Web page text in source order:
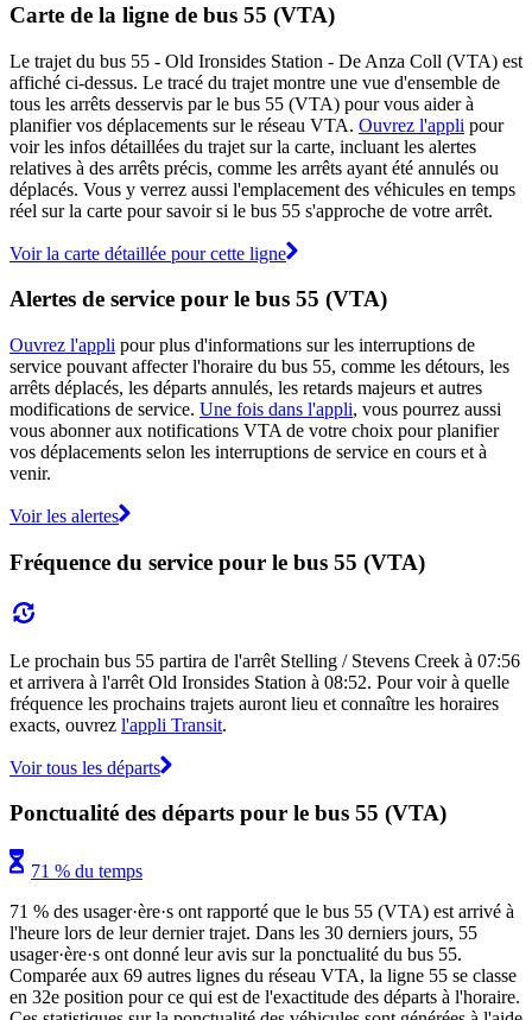
Carte de la ligne de bus 55 (VTA)
Le trajet du bus 55 - Old Ironsides Station - De Anza Coll (VTA) est
affiché ci-dessus. Le tracé du trajet montre une vue d'ensemble de
tous les arrêts desservis par le bus 55 (VTA) pour vous aider à
planifier vos déplacements sur le réseau VTA. Ouvrez l'appli pour
voir les infos détaillées du trajet sur la carte, incluant les alertes
relatives à des arrêts précis, comme les arrêts ayant été annulés ou
déplacés. Vous y verrez aussi l'emplacement des véhicules en temps
réel sur la carte pour savoir si le bus 55 s'approche de votre arrêt.
Voir la carte détaillée pour cette ligne
Alertes de service pour le bus 55 (VTA)
Ouvrez l'appli pour plus d'informations sur les interruptions de
service pouvant affecter l'horaire du bus 55, comme les détours, les
arrêts déplacés, les départs annulés, les retards majeurs et autres
modifications de service. Une fois dans l'appli, vous pourrez aussi
vous abonner aux notifications VTA de votre choix pour planifier
vos déplacements selon les interruptions de service en cours et à
venir.
Voir les alertes
Fréquence du service pour le bus 55 (VTA)
Le prochain bus 55 partira de l'arrêt Stelling / Stevens Creek à 07:56
et arrivera à l'arrêt Old Ironsides Station à 08:52. Pour voir à quelle
fréquence les prochains trajets auront lieu et connaître les horaires
exacts, ouvrez l'appli Transit.
Voir tous les départs
Ponctualité des départs pour le bus 55 (VTA)
71 % du temps
71 % des usager·ère·s ont rapporté que le bus 55 (VTA) est arrivé à
l'heure lors de leur dernier trajet. Dans les 30 derniers jours, 55
usager·ère·s ont donné leur avis sur la ponctualité du bus 55.
Comparée aux 69 autres lignes du réseau VTA, la ligne 55 se classe
en 32e position pour ce qui est de l'exactitude des départs à l'horaire.